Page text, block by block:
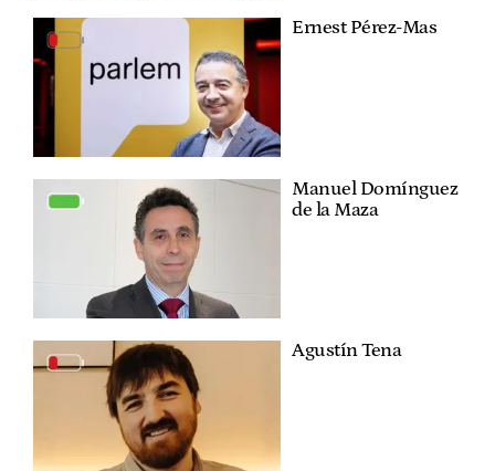
Ernest Pérez-Mas
Manuel Domínguez
de la Maza
Agustín Tena